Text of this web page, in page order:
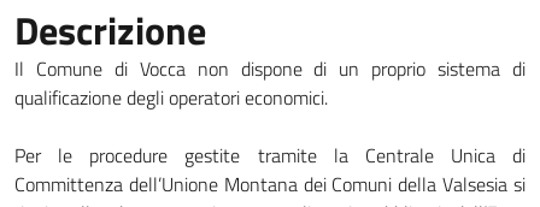
Descrizione
Il Comune di Vocca non dispone di un proprio sistema di
qualificazione degli operatori economici.
Per le procedure gestite tramite la Centrale Unica di
Committenza dell’Unione Montana dei Comuni della Valsesia si